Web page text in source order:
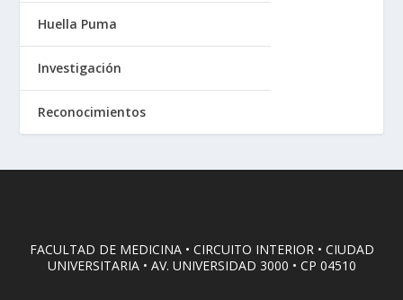
Huella Puma
Investigación
Reconocimientos
FACULTAD DE MEDICINA • CIRCUITO INTERIOR • CIUDAD
UNIVERSITARIA • AV. UNIVERSIDAD 3000 • CP 04510